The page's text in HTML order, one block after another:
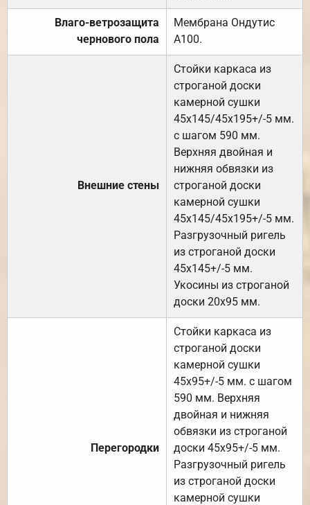
Влаго-ветрозащита
чернового пола
Мембрана Ондутис
А100.
Внешние стены
Стойки каркаса из
строганой доски
камерной сушки
45х145/45х195+/-5 мм.
с шагом 590 мм.
Верхняя двойная и
нижняя обвязки из
строганой доски
камерной сушки
45х145/45х195+/-5 мм.
Разгрузочный ригель
из строганой доски
45х145+/-5 мм.
Укосины из строганой
доски 20х95 мм.
Перегородки
Стойки каркаса из
строганой доски
камерной сушки
45х95+/-5 мм. с шагом
590 мм. Верхняя
двойная и нижняя
обвязки из строганой
доски 45х95+/-5 мм.
Разгрузочный ригель
из строганой доски
камерной сушки